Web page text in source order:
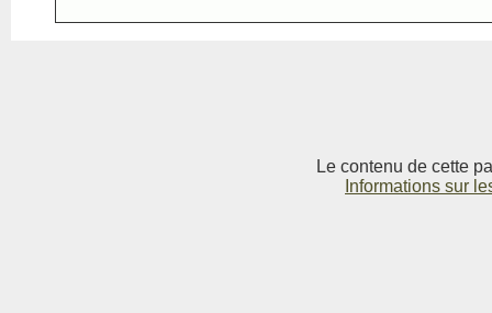
Le contenu de cette
Informations sur